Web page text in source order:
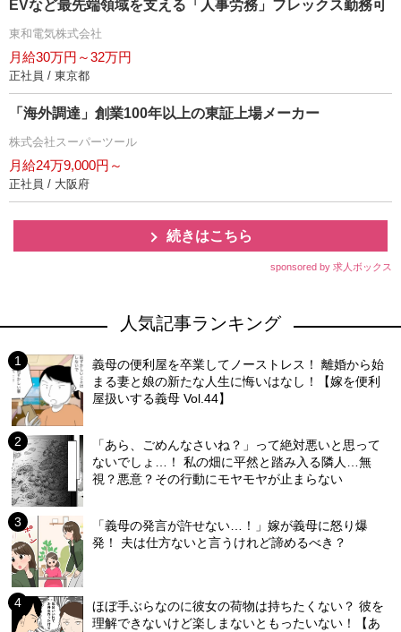
EVなど最先端領域を支える「人事労務」フレックス勤務可
東和電気株式会社
月給30万円～32万円
正社員 / 東京都
「海外調達」創業100年以上の東証上場メーカー
株式会社スーパーツール
月給24万9,000円～
正社員 / 大阪府
続きはこちら
sponsored by 求人ボックス
人気記事ランキング
義母の便利屋を卒業してノーストレス！ 離婚から始
まる妻と娘の新たな人生に悔いはなし！【嫁を便利
屋扱いする義母 Vol.44】
「あら、ごめんなさいね？」って絶対悪いと思って
ないでしょ…！ 私の畑に平然と踏み入る隣人…無
視？悪意？その行動にモヤモヤが止まらない
「義母の発言が許せない…！」嫁が義母に怒り爆
発！ 夫は仕方ないと言うけれど諦めるべき？
ほぼ手ぶらなのに彼女の荷物は持ちたくない？ 彼を
理解できないけど楽しまないともったいない！【あ